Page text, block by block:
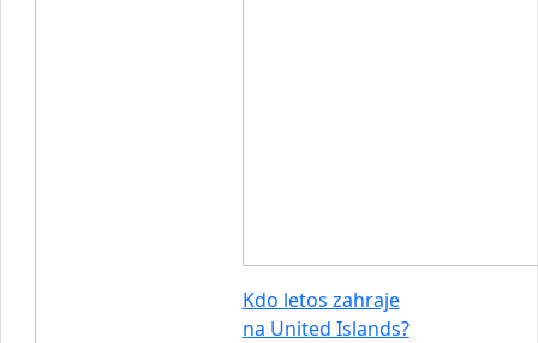
Kdo letos zahraje
na United Islands?